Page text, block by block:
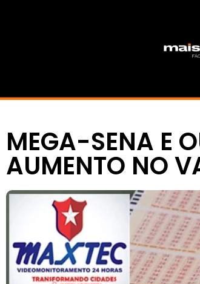
MEGA-SENA E
AUMENTO NO